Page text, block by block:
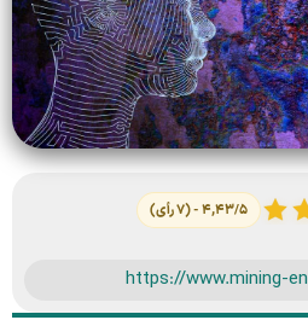
۴,۴۳/۵ - (۷ رأی)
https://www.mining-